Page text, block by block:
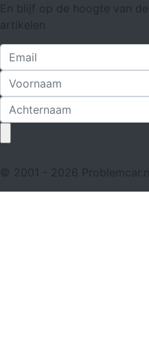
En blijf op de hoogte van
artikelen
© 2001 - 2026